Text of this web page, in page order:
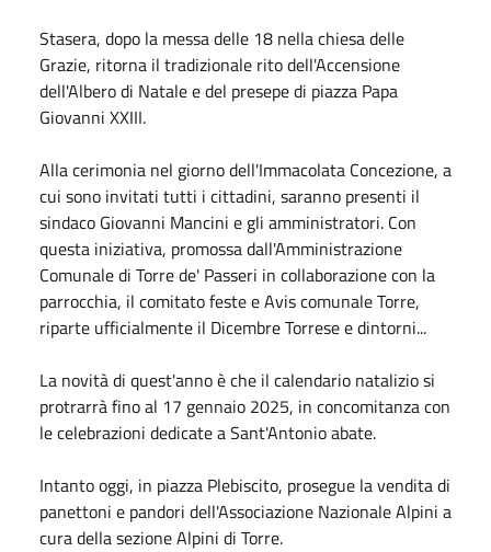
Stasera, dopo la messa delle 18 nella chiesa delle
Grazie, ritorna il tradizionale rito dell'Accensione
dell'Albero di Natale e del presepe di piazza Papa
Giovanni XXIII.
Alla cerimonia nel giorno dell'Immacolata Concezione, a
cui sono invitati tutti i cittadini, saranno presenti il
sindaco Giovanni Mancini e gli amministratori. Con
questa iniziativa, promossa dall'Amministrazione
Comunale di Torre de' Passeri in collaborazione con la
parrocchia, il comitato feste e Avis comunale Torre,
riparte ufficialmente il Dicembre Torrese e dintorni...
La novità di quest'anno è che il calendario natalizio si
protrarrà fino al 17 gennaio 2025, in concomitanza con
le celebrazioni dedicate a Sant'Antonio abate.
Intanto oggi, in piazza Plebiscito, prosegue la vendita di
panettoni e pandori dell'Associazione Nazionale Alpini a
cura della sezione Alpini di Torre.